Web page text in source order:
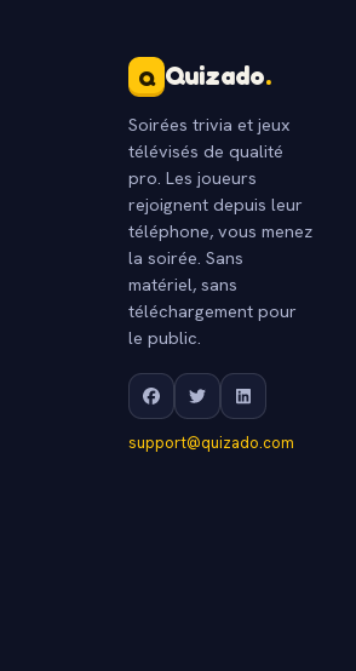
Q Quizado.
Soirées trivia et jeux
télévisés de qualité
pro. Les joueurs
rejoignent depuis leur
téléphone, vous menez
la soirée. Sans
matériel, sans
téléchargement pour
le public.
support@quizado.com